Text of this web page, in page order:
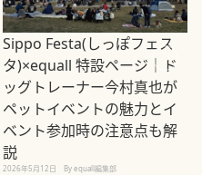
Sippo Festa(しっぽフェス
タ)×equall 特設ページ｜ド
ッグトレーナー今村真也が
ペットイベントの魅力とイ
ベント参加時の注意点も解
説
2026年5月12日 By equall編集部